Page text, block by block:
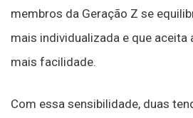
membros da Geração Z se
mais individualizada e que
mais facilidade.
Com essa sensibilidade, duas